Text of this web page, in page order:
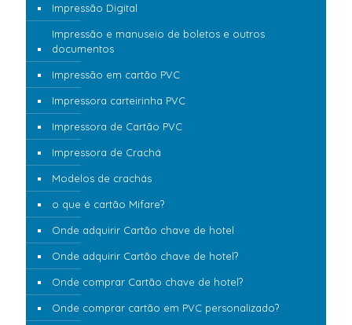
Impressão Digital
Impressão e manuseio de boletos e outros
documentos
Impressão em cartão PVC
Impressora carteirinha PVC
Impressora de Cartão PVC
Impressora de Crachá
Modelos de crachás
o que é cartão Mifare?
Onde adquirir Cartão chave de hotel
Onde adquirir Cartão chave de hotel?
Onde comprar Cartão chave de hotel?
Onde comprar cartão em PVC personalizado?